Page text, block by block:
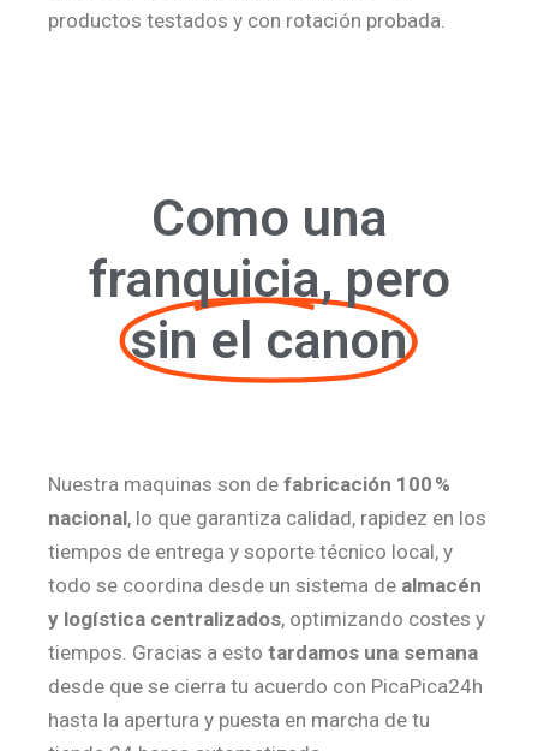
productos testados y con rotación probada.
Como una
franquicia, pero
sin el canon
Nuestra maquinas son de fabricación 100 %
nacional, lo que garantiza calidad, rapidez en los
tiempos de entrega y soporte técnico local, y
todo se coordina desde un sistema de almacén
y logística centralizados, optimizando costes y
tiempos. Gracias a esto tardamos una semana
desde que se cierra tu acuerdo con PicaPica24h
hasta la apertura y puesta en marcha de tu